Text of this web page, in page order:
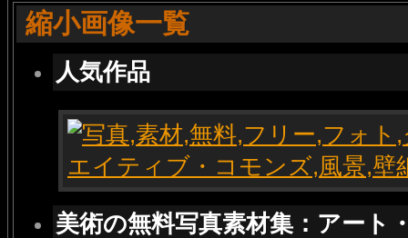
縮小画像一覧
人気作品
美術の無料写真素材集：アート